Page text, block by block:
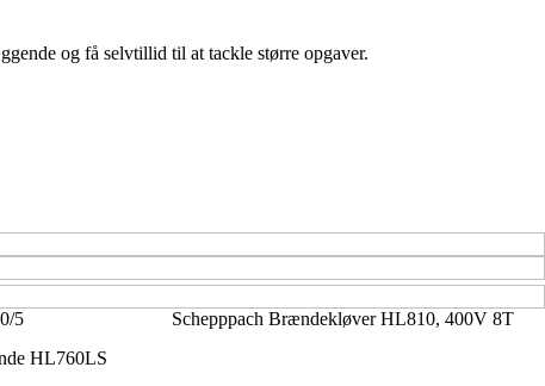
og få selvtillid til at tackle større opgaver.
5
Schepppach Brændekløver HL810, 400V 8T
HL760LS